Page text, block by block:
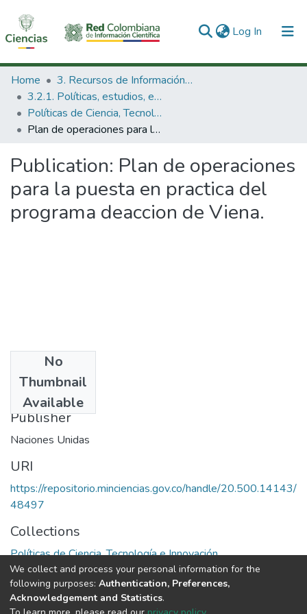
Log In (current)
Communities & Collections
All of DSpace
Statistics
Home
3. Recursos de Información Científica y Tecnológica
3.2.1. Políticas, estudios, evaluaciones e indicadores de CTeI
Políticas de Ciencia, Tecnología e Innovación
Plan de operaciones para la puesta en practica del programa deaccion de Viena.
Publication: Plan de operaciones
para la puesta en practica del
programa deaccion de Viena.
No
Thumbnail
Available
1981
Publisher
Naciones Unidas
URI
https://repositorio.minciencias.gov.co/handle/20.500.14143/
48497
Collections
Políticas de Ciencia, Tecnología e Innovación
Full item page
We collect and process your personal information for the
following purposes: Authentication, Preferences,
Acknowledgement and Statistics.